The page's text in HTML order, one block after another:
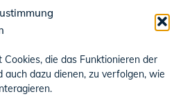
die das Funktionieren der
dazu dienen, zu verfolgen, wie